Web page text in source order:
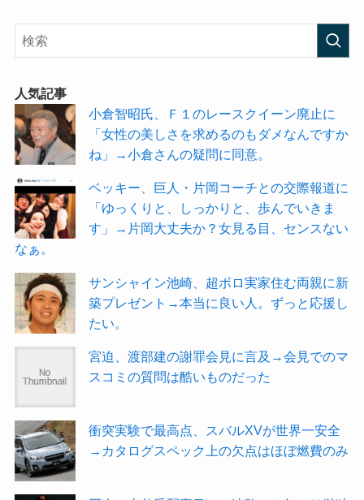
人気記事
小倉智昭氏、Ｆ１のレースクイーン廃止に
「女性の美しさを求めるのもダメなんですか
ね」→小倉さんの疑問に同意。
ベッキー、巨人・片岡コーチとの交際報道に
「ゆっくりと、しっかりと、歩んでいきま
す」→片岡大丈夫か？女見る目、センスない
なぁ。
サンシャイン池崎、超ボロ実家住む両親に新
築プレゼント→本当に良い人。ずっと応援し
たい。
宮迫、渡部建の謝罪会見に言及→会見でのマ
スコミの質問は酷いものだった
衝突実験で最高点、スバルXVが世界一安全
→カタログスペック上の欠点はほぼ燃費のみ